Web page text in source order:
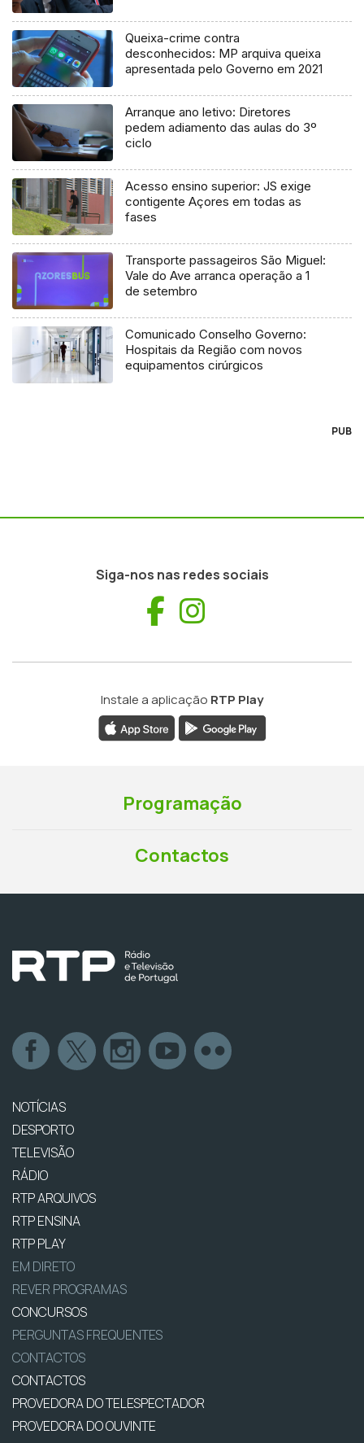
Queixa-crime contra
desconhecidos: MP arquiva queixa
apresentada pelo Governo em 2021
Arranque ano letivo: Diretores
pedem adiamento das aulas do 3º
ciclo
Acesso ensino superior: JS exige
contigente Açores em todas as
fases
Transporte passageiros São Miguel:
Vale do Ave arranca operação a 1
de setembro
Comunicado Conselho Governo:
Hospitais da Região com novos
equipamentos cirúrgicos
PUB
Siga-nos nas redes sociais
Facebook
Instale a aplicação RTP Play
Programação
Contactos
NOTÍCIAS
DESPORTO
TELEVISÃO
RÁDIO
RTP ARQUIVOS
RTP ENSINA
RTP PLAY
EM DIRETO
REVER PROGRAMAS
CONCURSOS
PERGUNTAS FREQUENTES
CONTACTOS
CONTACTOS
PROVEDORA DO TELESPECTADOR
PROVEDORA DO OUVINTE